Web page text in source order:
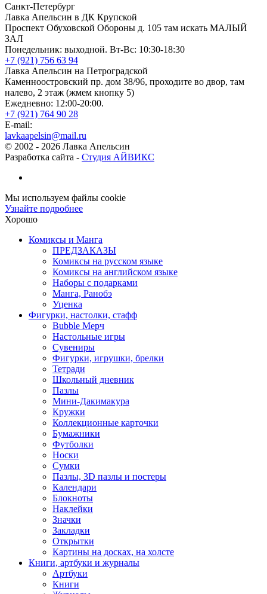
Санкт-Петербург
Лавка Апельсин в ДК Крупской
Проспект Обуховской Обороны д. 105 там искать МАЛЫЙ
ЗАЛ
Понедельник: выходной. Вт-Вс: 10:30-18:30
+7 (921) 756 63 94
Лавка Апельсин на Петроградской
Каменноостровский пр. дом 38/96, проходите во двор, там
налево, 2 этаж (жмем кнопку 5)
Ежедневно: 12:00-20:00.
+7 (921) 764 90 28
E-mail:
lavkaapelsin@mail.ru
© 2002 - 2026 Лавка Апельсин
Разработка сайта - Студия АЙВИКС
Мы используем файлы cookie
Узнайте подробнее
Хорошо
Комиксы и Манга
ПРЕДЗАКАЗЫ
Комиксы на русском языке
Комиксы на английском языке
Наборы с подарками
Манга, Ранобэ
Уценка
Фигурки, настолки, стафф
Bubble Мерч
Настольные игры
Сувениры
Фигурки, игрушки, брелки
Тетради
Школьный дневник
Пазлы
Мини-Дакимакура
Кружки
Коллекционные карточки
Бумажники
Футболки
Носки
Сумки
Пазлы, 3D пазлы и постеры
Календари
Блокноты
Наклейки
Значки
Закладки
Открытки
Картины на досках, на холсте
Книги, артбуки и журналы
Артбуки
Книги